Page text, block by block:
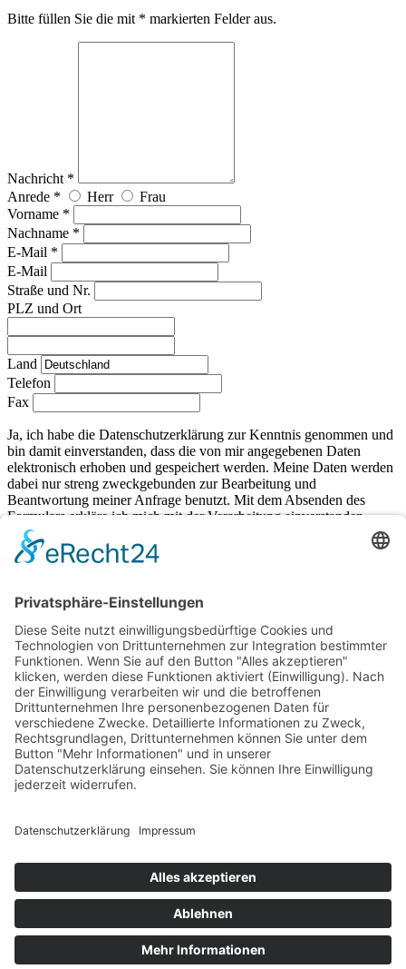
Bitte füllen Sie die mit * markierten Felder aus.
Nachricht *
Anrede *
Herr
Frau
Vorname *
Nachname *
E-Mail *
E-Mail
Straße und Nr.
PLZ und Ort
Land
Telefon
Fax
Ja, ich habe die Datenschutzerklärung zur Kenntnis genommen und
bin damit einverstanden, dass die von mir angegebenen Daten
elektronisch erhoben und gespeichert werden. Meine Daten werden
dabei nur streng zweckgebunden zur Bearbeitung und
Beantwortung meiner Anfrage benutzt. Mit dem Absenden des
Formulars erkläre ich mich mit der Verarbeitung einverstanden.
Adolf-Kolping-Berufsschule München
Am Oberwiesenfeld 10
80809 München
Telefon: 089 / 318 69 0
Fax: 089 / 318 69 111
sekretariat@akb-muenchen.de
zum Kontaktformular »
Am Oberwiesenfeld 10
Telefon: 089 / 318 69 0
sekretariat@akb-muenchen.de
© 2026 Kolping-Bildungswerk München und Oberbayern e. V.
Informationen nach DS-GVO
Impressum